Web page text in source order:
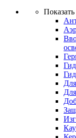
Показать